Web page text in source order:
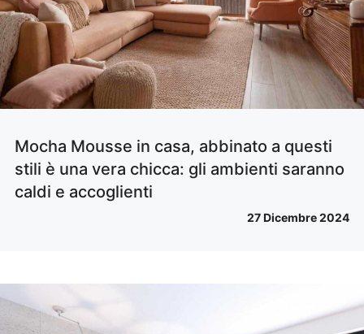
Mocha Mousse in casa, abbinato a questi
stili è una vera chicca: gli ambienti saranno
caldi e accoglienti
27 Dicembre 2024